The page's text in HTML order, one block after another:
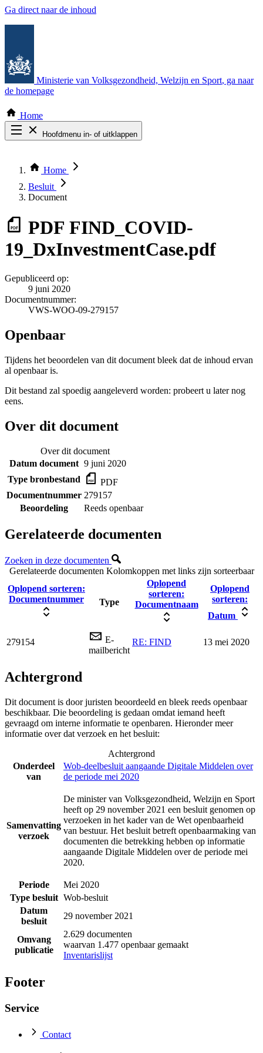
Ga direct naar de inhoud
Ministerie van Volksgezondheid, Welzijn en Sport, ga naar
de homepage
Home
Hoofdmenu in- of uitklappen
Thema COVID-19
Bekijk per bestuursorgaan
Home
Besluit
Document
PDF FIND_COVID-
19_DxInvestmentCase.pdf
Gepubliceerd op:
9 juni 2020
Documentnummer:
VWS-WOO-09-279157
Openbaar
Tijdens het beoordelen van dit document bleek dat de inhoud ervan
al openbaar is.
Dit bestand zal spoedig aangeleverd worden: probeert u later nog
eens.
Over dit document
Over dit document
Datum document 9 juni 2020
Type bronbestand
PDF
Documentnummer 279157
Beoordeling
Reeds openbaar
Gerelateerde documenten
Zoeken in deze documenten
Gerelateerde documenten Kolomkoppen met links zijn sorteerbaar
Oplopend sorteren:
Documentnummer
Type
Oplopend
sorteren:
Documentnaam
Oplopend
sorteren:
Datum
279154
E-
mailbericht
RE: FIND 13 mei 2020
Achtergrond
Dit document is door juristen beoordeeld en bleek reeds openbaar
beschikbaar. Die beoordeling is gedaan omdat iemand heeft
gevraagd om interne informatie te openbaren. Hieronder meer
informatie over dat verzoek en het besluit:
Achtergrond
Onderdeel
van
Wob-deelbesluit aangaande Digitale Middelen over
de periode mei 2020
Samenvatting
verzoek
De minister van Volksgezondheid, Welzijn en Sport
heeft op 29 november 2021 een besluit genomen op
verzoeken in het kader van de Wet openbaarheid
van bestuur. Het besluit betreft openbaarmaking van
documenten die betrekking hebben op informatie
aangaande Digitale Middelen over de periode mei
2020.
Periode
Mei 2020
Type besluit Wob-besluit
Datum
besluit
29 november 2021
Omvang
publicatie
2.629 documenten
waarvan 1.477 openbaar gemaakt
Inventarislijst
Footer
Service
Contact